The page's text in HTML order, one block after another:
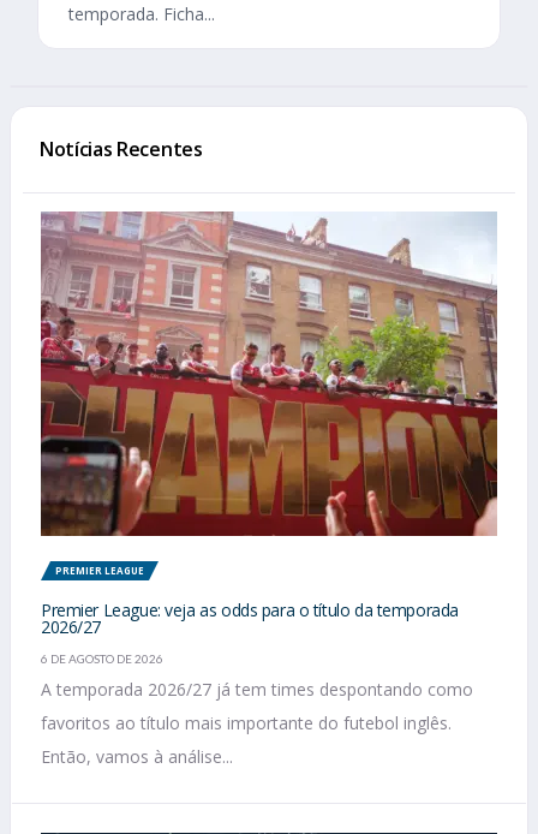
temporada. Ficha...
Notícias Recentes
PREMIER LEAGUE
Premier League: veja as odds para o título da temporada
2026/27
6 DE AGOSTO DE 2026
A temporada 2026/27 já tem times despontando como
favoritos ao título mais importante do futebol inglês.
Então, vamos à análise...